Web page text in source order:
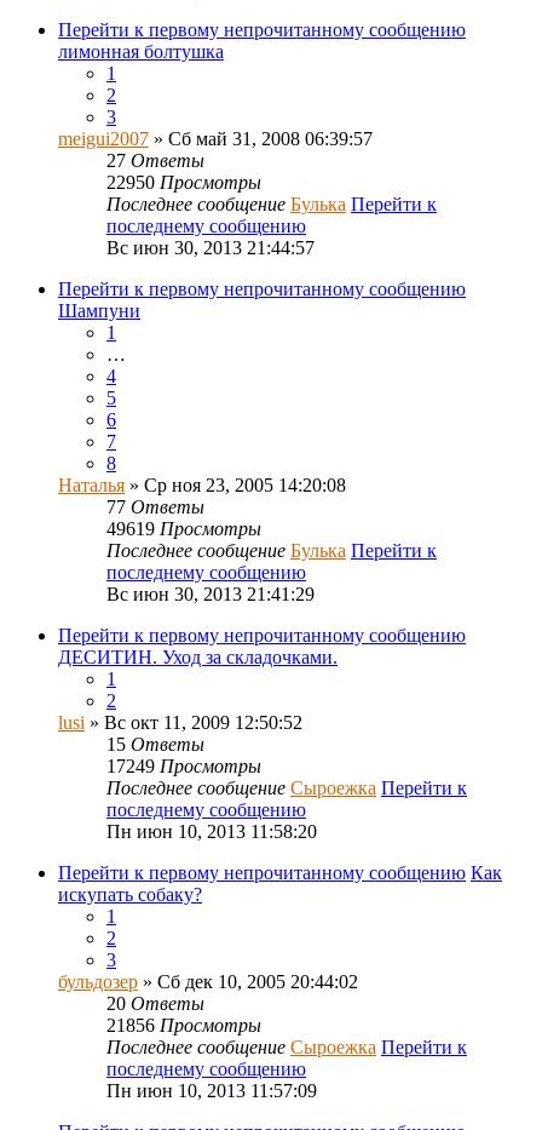
Перейти к первому непрочитанному сообщению
лимонная болтушка
1
2
3
meigui2007 » Сб май 31, 2008 06:39:57
27 Ответы
22950 Просмотры
Последнее сообщение Булька Перейти к
последнему сообщению
Вс июн 30, 2013 21:44:57
Перейти к первому непрочитанному сообщению
Шампуни
1
…
4
5
6
7
8
Наталья » Ср ноя 23, 2005 14:20:08
77 Ответы
49619 Просмотры
Последнее сообщение Булька Перейти к
последнему сообщению
Вс июн 30, 2013 21:41:29
Перейти к первому непрочитанному сообщению
ДЕСИТИН. Уход за складочками.
1
2
lusi » Вс окт 11, 2009 12:50:52
15 Ответы
17249 Просмотры
Последнее сообщение Сыроежка Перейти к
последнему сообщению
Пн июн 10, 2013 11:58:20
Перейти к первому непрочитанному сообщению Как
искупать собаку?
1
2
3
бульдозер » Сб дек 10, 2005 20:44:02
20 Ответы
21856 Просмотры
Последнее сообщение Сыроежка Перейти к
последнему сообщению
Пн июн 10, 2013 11:57:09